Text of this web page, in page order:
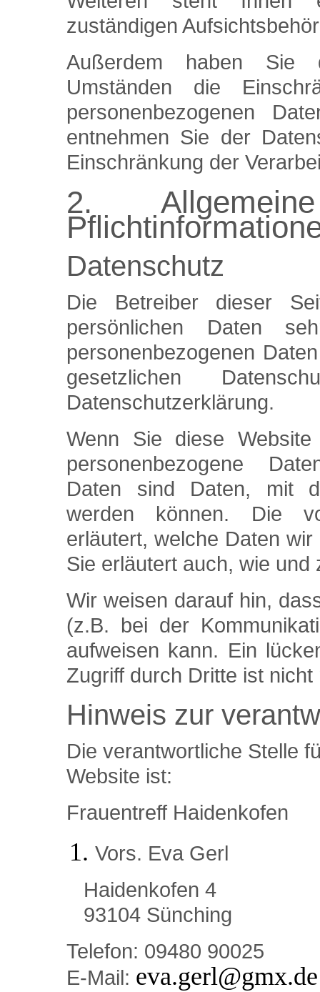
zuständigen
Außerdem haben Sie
Umständen die
personenbezogenen
entnehmen Sie der
Einschränkung der
2.
Datenschutz
Die Betreiber dieser
persönlichen Daten
personenbezogenen
gesetzlichen
Datenschutzerklärung.
Wenn Sie diese
personenbezogene
Daten sind Daten, mit
werden können. Die
erläutert, welche Daten
Sie erläutert auch, wie
Wir weisen darauf hin,
(z.B. bei der
aufweisen kann. Ein
Zugriff durch Dritte ist nicht
Hinweis zur
Die verantwortliche Stelle
Website ist:
Frauentreff Haidenkofen
Vors. Eva Gerl
Haidenkofen 4
93104 Sünching
Telefon: 09480 90025
E-Mail: eva.gerl@gmx.de